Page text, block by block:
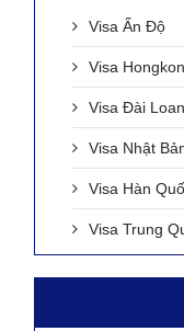
Visa Ấn Độ
Visa
Visa Đài Loan
Visa Nhật
Visa Hàn
Visa Trung